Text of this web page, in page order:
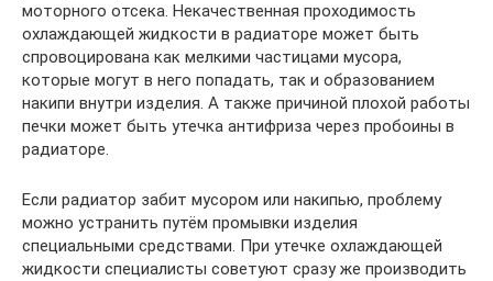
моторного отсека. Некачественная проходимость
охлаждающей жидкости в радиаторе может быть
спровоцирована как мелкими частицами мусора,
которые могут в него попадать, так и образованием
накипи внутри изделия. А также причиной плохой работы
печки может быть утечка антифриза через пробоины в
радиаторе.
Если радиатор забит мусором или накипью, проблему
можно устранить путём промывки изделия
специальными средствами. При утечке охлаждающей
жидкости специалисты советуют сразу же производить